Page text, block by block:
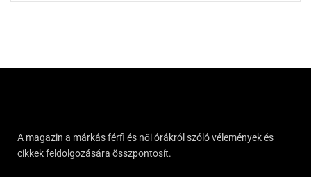
A magazin a márkás férfi és női órákról szóló vélemények és
cikkek feldolgozására összpontosít.